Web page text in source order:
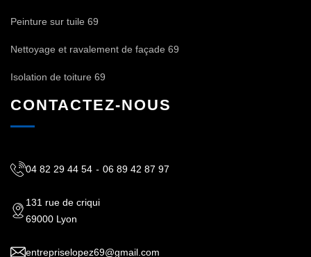
Peinture sur tuile 69
Nettoyage et ravalement de façade 69
Isolation de toiture 69
CONTACTEZ-NOUS
04 82 29 44 54 - 06 89 42 87 97
131 rue de criqui
69000 Lyon
entrepriselopez69@gmail.com